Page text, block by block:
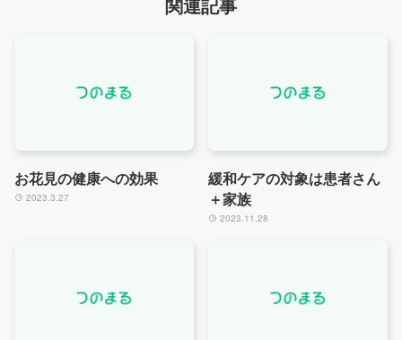
お花見の健康への効果
2023.3.27
緩和ケアの対象は患者さん
＋家族
2023.11.28